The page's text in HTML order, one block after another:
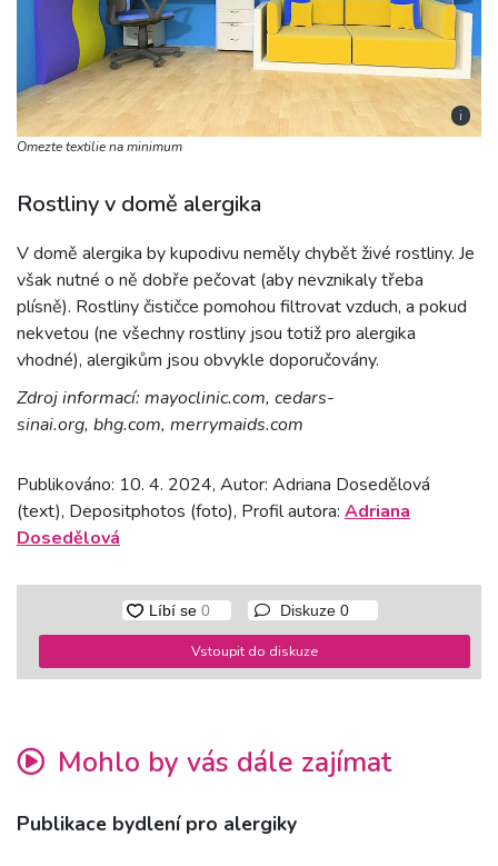
i
Omezte textilie na minimum
Rostliny v domě alergika
V domě alergika by kupodivu neměly chybět živé rostliny. Je
však nutné o ně dobře pečovat (aby nevznikaly třeba
plísně). Rostliny čističce pomohou filtrovat vzduch, a pokud
nekvetou (ne všechny rostliny jsou totiž pro alergika
vhodné), alergikům jsou obvykle doporučovány.
Zdroj informací: mayoclinic.com, cedars-
sinai.org, bhg.com, merrymaids.com
Publikováno: 10. 4. 2024, Autor: Adriana Dosedělová
(text), Depositphotos (foto), Profil autora: Adriana
Dosedělová
Diskuze 0
Vstoupit do diskuze
Mohlo by vás dále zajímat
Publikace bydlení pro alergiky